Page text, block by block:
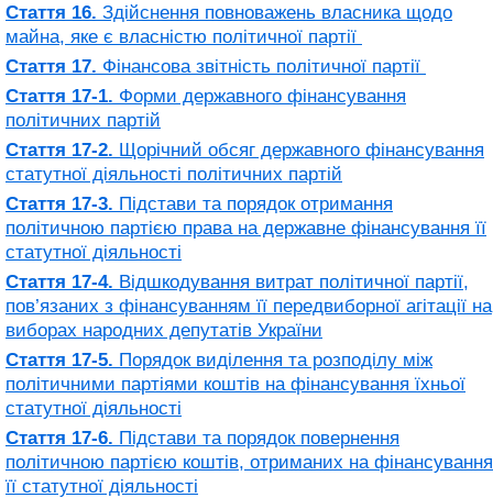
Стаття 16. Здійснення повноважень власника щодо
майна, яке є власністю політичної партії
Стаття 17. Фінансова звітність політичної партії
Стаття 17-1. Форми державного фінансування
політичних партій
Стаття 17-2. Щорічний обсяг державного фінансування
статутної діяльності політичних партій
Стаття 17-3. Підстави та порядок отримання
політичною партією права на державне фінансування її
статутної діяльності
Стаття 17-4. Відшкодування витрат політичної партії,
пов’язаних з фінансуванням її передвиборної агітації на
виборах народних депутатів України
Стаття 17-5. Порядок виділення та розподілу між
політичними партіями коштів на фінансування їхньої
статутної діяльності
Стаття 17-6. Підстави та порядок повернення
політичною партією коштів, отриманих на фінансування
її статутної діяльності